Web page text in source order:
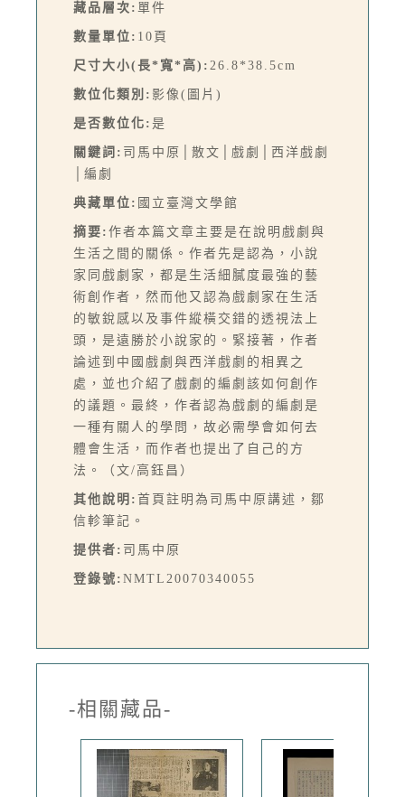
藏品層次: 單件
數量單位: 10頁
尺寸大小(長*寬*高): 26.8*38.5cm
數位化類別: 影像(圖片)
是否數位化: 是
關鍵詞: 司馬中原│散文│戲劇│西洋戲劇
│編劇
典藏單位: 國立臺灣文學館
摘要: 作者本篇文章主要是在說明戲劇與
生活之間的關係。作者先是認為，小說
家同戲劇家，都是生活細膩度最強的藝
術創作者，然而他又認為戲劇家在生活
的敏銳感以及事件縱橫交錯的透視法上
頭，是遠勝於小說家的。緊接著，作者
論述到中國戲劇與西洋戲劇的相異之
處，並也介紹了戲劇的編劇該如何創作
的議題。最終，作者認為戲劇的編劇是
一種有關人的學問，故必需學會如何去
體會生活，而作者也提出了自己的方
法。（文/高鈺昌）
其他說明: 首頁註明為司馬中原講述，鄒
信軫筆記。
提供者: 司馬中原
登錄號: NMTL20070340055
-相關藏品-